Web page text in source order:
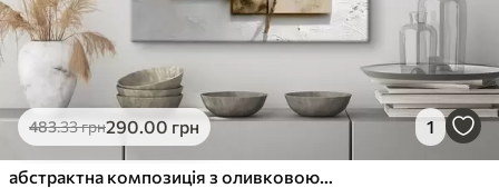
483.33грн290.00 грн 1
абстрактна композиція з оливковою гілкою та геометричними фігурами